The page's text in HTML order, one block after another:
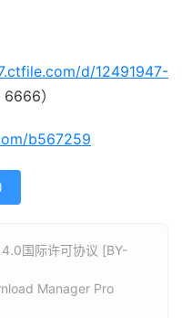
d/12491947-
6666）
b567259
)
国际许可协议 [BY-
Manager Pro